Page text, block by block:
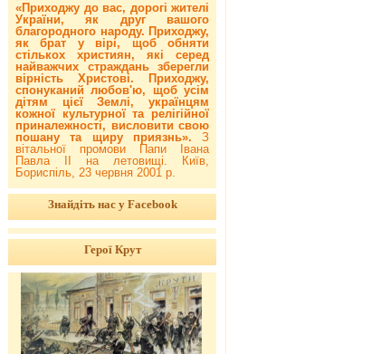
«Приходжу до вас, дорогі жителі
України, як друг вашого
благородного народу. Приходжу,
як брат у вірі, щоб обняти
стількох християн, які серед
найважчих страждань зберегли
вірність Христові. Приходжу,
спонуканий любов'ю, щоб усім
дітям цієї Землі, українцям
кожної культурної та релігійної
приналежності, висловити свою
пошану та щиру приязнь». З
вітальної промови Папи Івана
Павла ІІ на летовищі. Київ,
Бориспіль, 23 червня 2001 р.
Знайдіть нас у Facebook
Герої Крут